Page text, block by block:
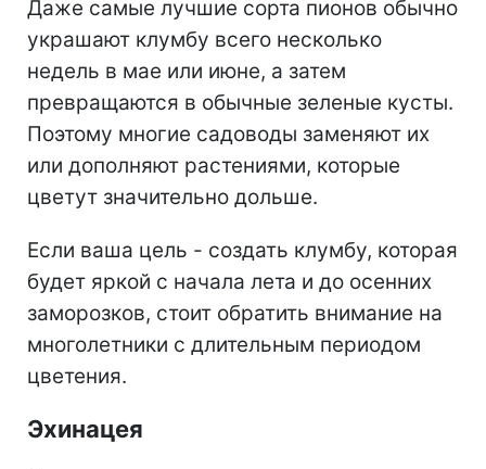
Даже самые лучшие сорта пионов обычно
украшают клумбу всего несколько
недель в мае или июне, а затем
превращаются в обычные зеленые кусты.
Поэтому многие садоводы заменяют их
или дополняют растениями, которые
цветут значительно дольше.
Если ваша цель - создать клумбу, которая
будет яркой с начала лета и до осенних
заморозков, стоит обратить внимание на
многолетники с длительным периодом
цветения.
Эхинацея